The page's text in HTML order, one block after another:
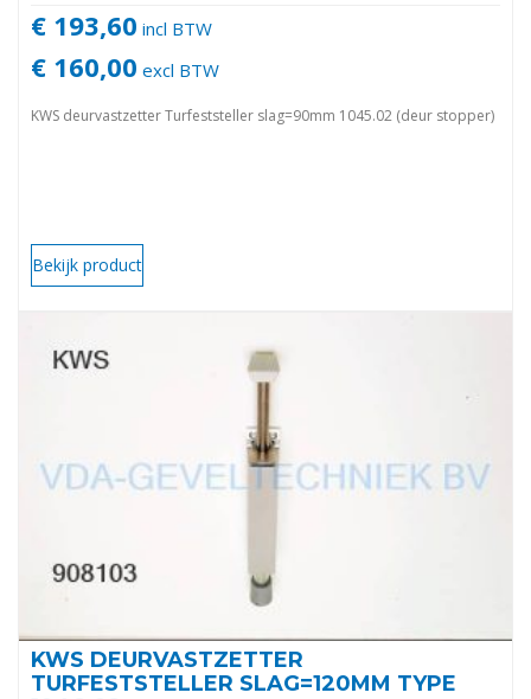
€ 193,60 incl BTW
€ 160,00 excl BTW
KWS deurvastzetter Turfeststeller slag=90mm 1045.02 (deur stopper)
Bekijk product
KWS DEURVASTZETTER
TURFESTSTELLER SLAG=120MM TYPE